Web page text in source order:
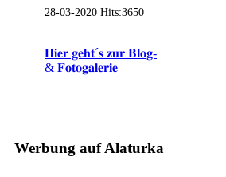
28-03-2020 Hits:3650
𝐇𝐢𝐞𝐫 𝐠𝐞𝐡𝐭´𝐬 𝐳𝐮𝐫 𝐁𝐥𝐨𝐠-
& 𝐅𝐨𝐭𝐨𝐠𝐚𝐥𝐞𝐫𝐢𝐞
Werbung auf Alaturka